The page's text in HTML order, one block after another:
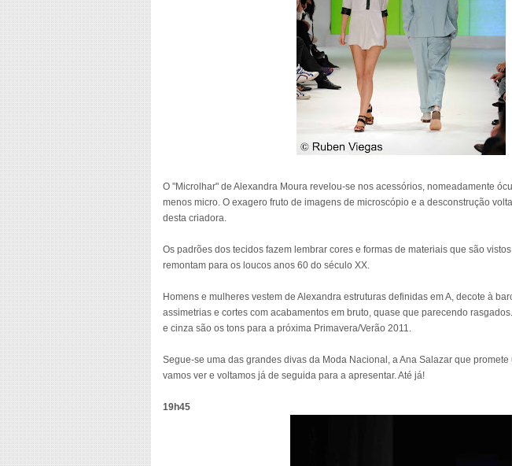
O "Microlhar" de Alexandra Moura revelou-se nos acessórios, nomeadamente
menos micro. O exagero fruto de imagens de microscópio e a desconstrução
desta criadora.
Os padrões dos tecidos fazem lembrar cores e formas de materiais que são
remontam para os loucos anos 60 do século XX.
Homens e mulheres vestem de Alexandra estruturas definidas em A, decote à
assimetrias e cortes com acabamentos em bruto, quase que parecendo
e cinza são os tons para a próxima Primavera/Verão 2011.
Segue-se uma das grandes divas da Moda Nacional, a Ana Salazar que
vamos ver e voltamos já de seguida para a apresentar. Até já!
19h45